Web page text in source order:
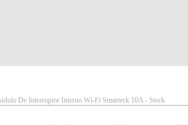
De Interruptor Interno Wi-Fi Smarteck 10A - Steck